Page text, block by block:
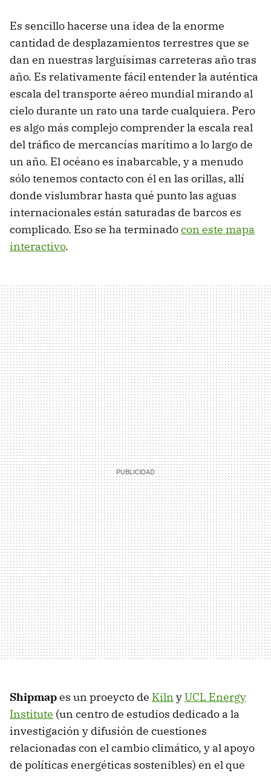
Es sencillo hacerse una idea de la enorme
cantidad de desplazamientos terrestres que se
dan en nuestras larguísimas carreteras año tras
año. Es relativamente fácil entender la auténtica
escala del transporte aéreo mundial mirando al
cielo durante un rato una tarde cualquiera. Pero
es algo más complejo comprender la escala real
del tráfico de mercancías marítimo a lo largo de
un año. El océano es inabarcable, y a menudo
sólo tenemos contacto con él en las orillas, allí
donde vislumbrar hasta qué punto las aguas
internacionales están saturadas de barcos es
complicado. Eso se ha terminadocon este mapa
interactivo.
Shipmapes un proeycto de Kiln yUCL Energy
Institute (un centro de estudios dedicado a la
investigación y difusión de cuestiones
relacionadas con el cambio climático, y al apoyo
de políticas energéticas sostenibles) en el que